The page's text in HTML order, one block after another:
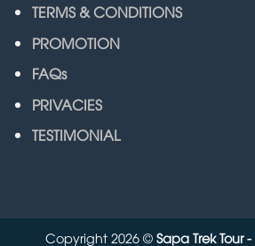
TERMS & CONDITIONS
PROMOTION
FAQs
PRIVACIES
TESTIMONIAL
Copyright 2026 © Sapa Trek Tour